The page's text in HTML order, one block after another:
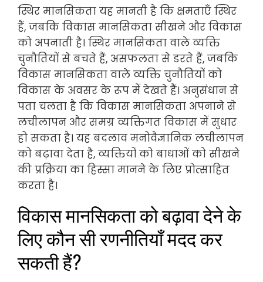
स्थिर मानसिकता यह मानती है कि क्षमताएँ स्थिर
हैं, जबकि विकास मानसिकता सीखने और विकास
को अपनाती है। स्थिर मानसिकता वाले व्यक्ति
चुनौतियों से बचते हैं, असफलता से डरते हैं, जबकि
विकास मानसिकता वाले व्यक्ति चुनौतियों को
विकास के अवसर के रूप में देखते हैं। अनुसंधान से
पता चलता है कि विकास मानसिकता अपनाने से
लचीलापन और समग्र व्यक्तिगत विकास में सुधार
हो सकता है। यह बदलाव मनोवैज्ञानिक लचीलापन
को बढ़ावा देता है, व्यक्तियों को बाधाओं को सीखने
की प्रक्रिया का हिस्सा मानने के लिए प्रोत्साहित
करता है।
विकास मानसिकता को बढ़ावा देने के
लिए कौन सी रणनीतियाँ मदद कर
सकती हैं?